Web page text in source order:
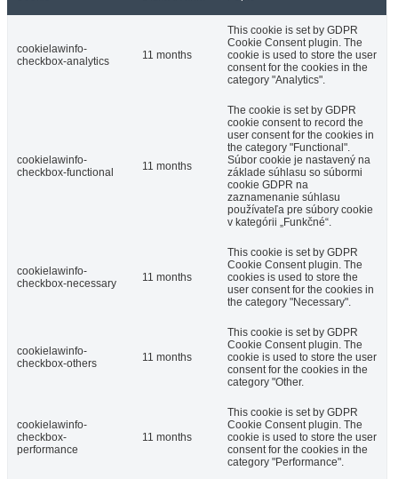
cookielawinfo-
checkbox-analytics
11 months
This cookie is set by GDPR
Cookie Consent plugin. The
cookie is used to store the user
consent for the cookies in the
category "Analytics".
cookielawinfo-
checkbox-functional
11 months
The cookie is set by GDPR
cookie consent to record the
user consent for the cookies in
the category "Functional".
Súbor cookie je nastavený na
základe súhlasu so súbormi
cookie GDPR na
zaznamenanie súhlasu
používateľa pre súbory cookie
v kategórii „Funkčné“.
cookielawinfo-
checkbox-necessary
11 months
This cookie is set by GDPR
Cookie Consent plugin. The
cookies is used to store the
user consent for the cookies in
the category "Necessary".
cookielawinfo-
checkbox-others
11 months
This cookie is set by GDPR
Cookie Consent plugin. The
cookie is used to store the user
consent for the cookies in the
category "Other.
cookielawinfo-
checkbox-
performance
11 months
This cookie is set by GDPR
Cookie Consent plugin. The
cookie is used to store the user
consent for the cookies in the
category "Performance".